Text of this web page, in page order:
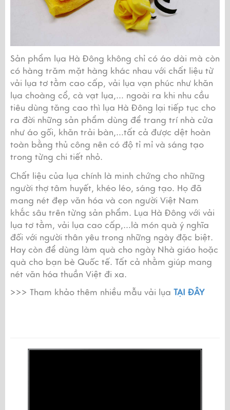
Sản phẩm lụa Hà Đông không chỉ có áo dài mà còn
có hàng trăm mặt hàng khác nhau với chất liệu từ
vải lụa tơ tằm cao cấp, vải lụa vạn phúc như khăn
lụa choàng cổ, cà vạt lụa,… ngoài ra khi nhu cầu
tiêu dùng tăng cao thì lụa Hà Đông lại tiếp tục cho
ra đời những sản phẩm dùng để trang trí nhà cửa
như áo gối, khăn trải bàn,…tất cả được dệt hoàn
toàn bằng thủ công nên có độ tỉ mỉ và sáng tạo
trong từng chi tiết nhỏ.
Chất liệu của lụa chính là minh chứng cho những
người thợ tâm huyết, khéo léo, sáng tạo. Họ đã
mang nét đẹp văn hóa và con người Việt Nam
khắc sâu trên từng sản phẩm. Lụa Hà Đông với vải
lụa tơ tằm, vải lụa cao cấp,…là món quà ý nghĩa
đối với người thân yêu trong những ngày đặc biệt.
Hay còn để dùng làm quà cho ngày Nhà giáo hoặc
quà cho bạn bè Quốc tế. Tất cả nhằm giúp mang
nét văn hóa thuần Việt đi xa.
>>> Tham khảo thêm nhiều mẫu vải lụa TẠI ĐÂY